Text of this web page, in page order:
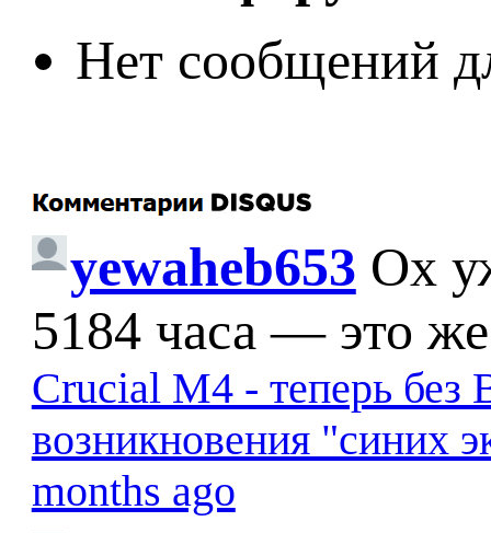
Нет сообщений
yewaheb653 Ох
5184 часа — это
Crucial M4 - теперь без
возникновения "синих
months ago